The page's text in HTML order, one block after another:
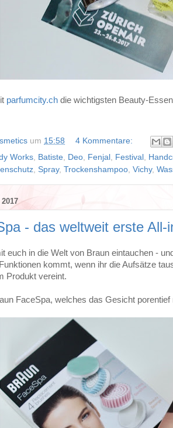
parfumcity.ch die wichtigsten Beauty-
um 15:58
4 Kommentare:
Works, Batiste, Deo, Fenjal , Festival ,
, Spray, Trockenshampoo, Vichy,
- das weltweit erste All-
euch in die Welt von Braun eintauchen -
kommt, wenn ihr die Aufsätze
Produkt vereint.
FaceSpa, welches das Gesicht